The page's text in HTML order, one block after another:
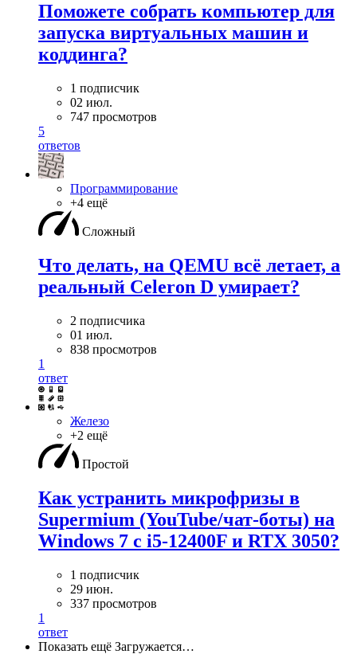
Поможете собрать компьютер для
запуска виртуальных машин и
коддинга?
1 подписчик
02 июл.
747 просмотров
5
ответов
Программирование
+4 ещё
Сложный
Что делать, на QEMU всё летает, а
реальный Celeron D умирает?
2 подписчика
01 июл.
838 просмотров
1
ответ
Железо
+2 ещё
Простой
Как устранить микрофризы в
Supermium (YouTube/чат-боты) на
Windows 7 с i5-12400F и RTX 3050?
1 подписчик
29 июн.
337 просмотров
1
ответ
Показать ещё Загружается…